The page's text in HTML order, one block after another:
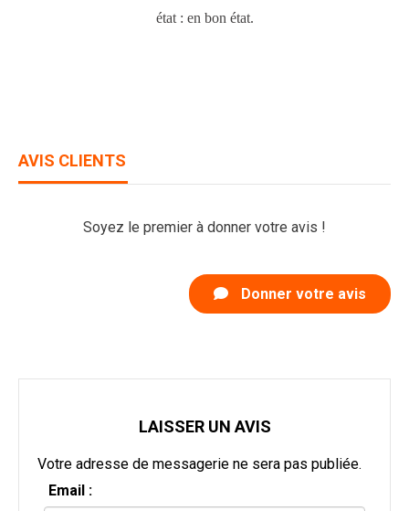
état : en bon état.
AVIS CLIENTS
Soyez le premier à donner votre avis !
Donner votre avis
LAISSER UN AVIS
Votre adresse de messagerie ne sera pas publiée.
Email :